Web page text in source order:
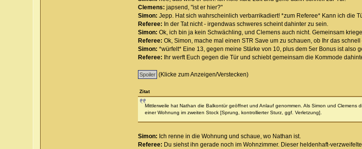
Clemens: japsend, "ist er hier?"
Simon: Jepp. Hat sich wahrscheinlich verbarrikadiert! *zum Referee* Kann ich die
Referee: In der Tat nicht - irgendwas schweres scheint dahinter zu sein.
Simon: Ok, ich bin ja kein Schwächling, und Clemens auch nicht. Gemeinsam
Referee: Ok, Simon, mache mal einen STR Save um zu schauen, ob Ihr das
Simon: *würfelt* Eine 13, gegen meine Stärke von 10, plus dem 5er Bonus ist also
Referee:
Ihr werft Euch gegen die Tür und schiebt gemeinsam die Kommode
(Klicke zum Anzeigen/Verstecken)
Zitat
Mittlerweile hat Nathan die Balkontür geöffnet und Anlauf genommen. Als Simon und
einer Wohnung im zweiten Stock [Sprung, kontrollierter Sturz, ggf. Verletzung].
Simon: Ich renne in die Wohnung und schaue, wo Nathan ist.
Referee: Du siehst ihn gerade noch im Wohnzimmer. Dieser heldenhaft-